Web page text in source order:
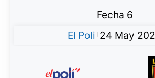
Fecha 6
El Poli 24 May